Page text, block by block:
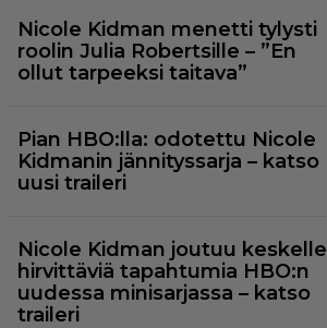
Nicole Kidman menetti tylysti
roolin Julia Robertsille – ”En
ollut tarpeeksi taitava”
Pian HBO:lla: odotettu Nicole
Kidmanin jännityssarja – katso
uusi traileri
Nicole Kidman joutuu keskelle
hirvittäviä tapahtumia HBO:n
uudessa minisarjassa – katso
traileri